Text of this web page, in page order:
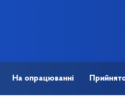
На опрацюванні